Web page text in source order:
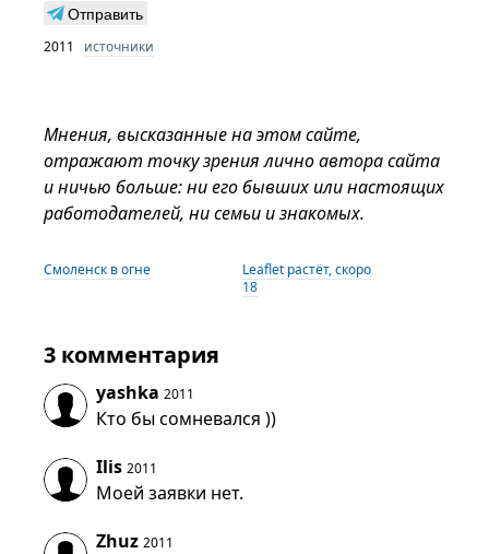
Отправить
2011 источники
Мнения, высказанные на этом сайте,
отражают точку зрения лично автора сайта
и ничью больше: ни его бывших или настоящих
работодателей, ни семьи и знакомых.
Смоленск в огне
Leaflet растёт, скоро
18
3 комментария
yashka 2011
Кто бы сомневался ))
Ilis 2011
Моей заявки нет.
Zhuz 2011